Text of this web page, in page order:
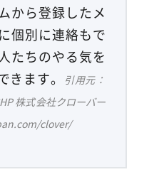
から登録したメ
個別に連絡もで
たちのやる気を
きます。
引用元：
株式会社クローバー
clover/